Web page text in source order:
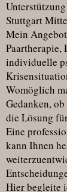
Stuttgart
Mein
Paartherapie,
individuelle
Womöglich
Gedanken,
die Lösung
Eine
kann Ihnen
Hier begleite